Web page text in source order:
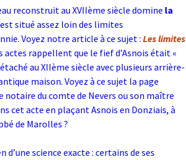
reconstruit au XVIIème siècle domine la
situé assez loin des limites
Voyez notre article à ce sujet : Les limites
actes rappellent que le fief d’Asnois était «
au XIIème siècle avec plusieurs arrière-
maison. Voyez à ce sujet la page
notaire du comte de Nevers ou son maître
cet acte en plaçant Asnois en Donziais, à
de Marolles ?
d’une science exacte : certains de ses